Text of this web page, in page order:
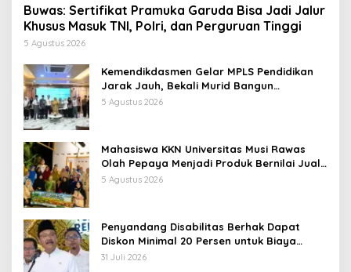
Buwas: Sertifikat Pramuka Garuda Bisa Jadi Jalur
Khusus Masuk TNI, Polri, dan Perguruan Tinggi
5 Agustus 2026
Kemendikdasmen Gelar MPLS Pendidikan
Jarak Jauh, Bekali Murid Bangun
Kemandirian Belajar
5 Agustus 2026
Mahasiswa KKN Universitas Musi Rawas
Olah Pepaya Menjadi Produk Bernilai Jual
Tinggi, Dorong UMKM Desa Air Satan
5 Agustus 2026
Penyandang Disabilitas Berhak Dapat
Diskon Minimal 20 Persen untuk Biaya
Sekolah dan Kuliah
31 Juli 2026